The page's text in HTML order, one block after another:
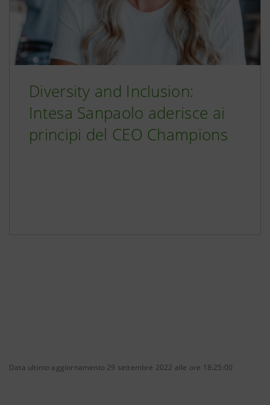
Diversity and Inclusion:
Intesa Sanpaolo aderisce ai
principi del CEO Champions
Data ultimo aggiornamento 29 settembre 2022 alle ore 18:25:00